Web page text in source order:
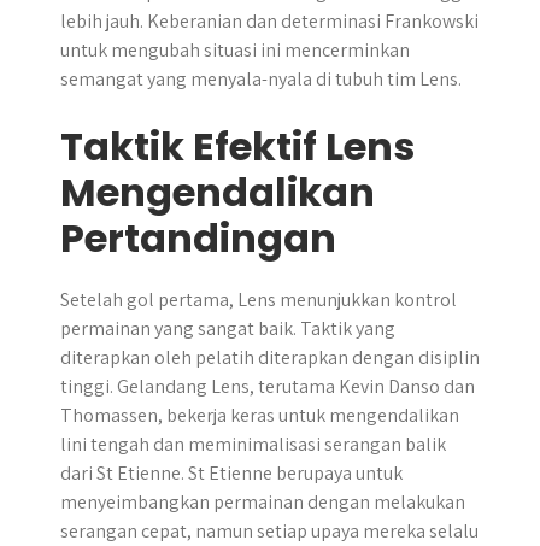
lebih jauh. Keberanian dan determinasi Frankowski
untuk mengubah situasi ini mencerminkan
semangat yang menyala-nyala di tubuh tim Lens.
Taktik Efektif Lens
Mengendalikan
Pertandingan
Setelah gol pertama, Lens menunjukkan kontrol
permainan yang sangat baik. Taktik yang
diterapkan oleh pelatih diterapkan dengan disiplin
tinggi. Gelandang Lens, terutama Kevin Danso dan
Thomassen, bekerja keras untuk mengendalikan
lini tengah dan meminimalisasi serangan balik
dari St Etienne. St Etienne berupaya untuk
menyeimbangkan permainan dengan melakukan
serangan cepat, namun setiap upaya mereka selalu